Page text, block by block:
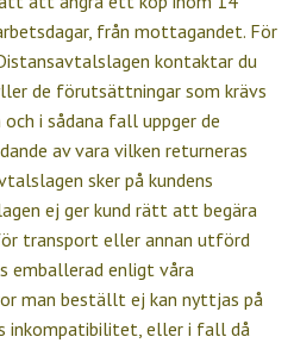
från mottagandet. För
kontaktar du
de förutsättningar som krävs
i sådana fall uppger de
av vara vilken returneras
sker på kundens
ej ger kund rätt att begära
transport eller annan utförd
emballerad enligt våra
man beställt ej kan nyttjas på
inkompatibilitet, eller i fall då